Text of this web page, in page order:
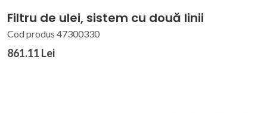
Filtru de ulei, sistem cu două linii
Cod produs 47300330
861.11 Lei